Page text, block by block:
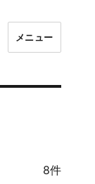
メニュー
8件